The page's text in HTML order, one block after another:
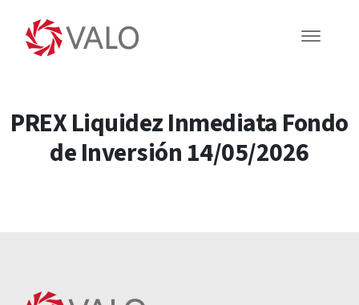
PREX Liquidez Inmediata Fondo
de Inversión 14/05/2026